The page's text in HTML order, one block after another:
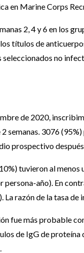
en Marine Corps
2, 4 y 6 en los
títulos de
no
de 2020,
semanas. 3076
prospectivo después
tuvieron al menos
persona-año). En
razón de la tasa de
fue más probable
de IgG de